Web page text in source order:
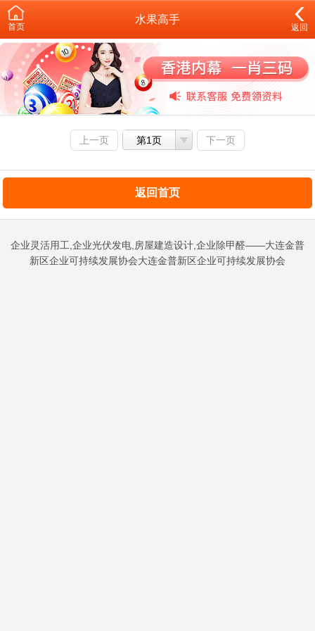
首页
水果高手
返回
上一页 第1页 下一页
返回首页
企业灵活用工,企业光伏发电,房屋建造设计,企业除甲醛——大连金普
新区企业可持续发展协会大连金普新区企业可持续发展协会